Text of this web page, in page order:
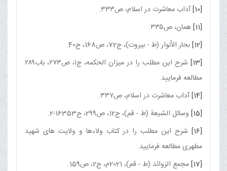
[10]آداب معاشرت در اسلام، ص۳۳۳.
[11]همان، ص۳۳۵.
[12]بحار الأنوار (ط - بیروت)، ج‏72، ص168، ح40.
[13]
شرح این مطلب را در میزان الحكمه، ج۱، ص۲۷۳، باب۲۸۹
مطالعه فرمایید.
[14]آداب معاشرت در اسلام، ص۳۳۷.
[15] وسائل الشیعة (ط - قم)، ج‏12، ص299، ح16353-2.
[16] شرح این مطلب را در كتاب ولاء‌ها و ولایت‌ هاى شهید
مطهرى مطالعه فرمایید.
[17]مجمع الزوائد (ط - قم)، 2021م، ج2، ص159.